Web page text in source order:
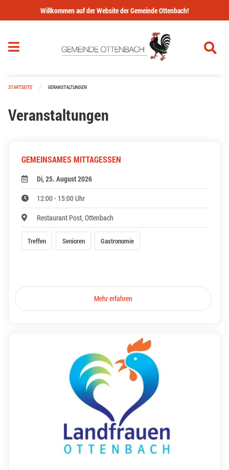
Navigation überspringen
Willkommen auf der Website der Gemeinde Ottenbach!
STARTSEITE VERANSTALTUNGEN
Veranstaltungen
GEMEINSAMES MITTAGESSEN
Di, 25. August 2026
12:00 - 15:00 Uhr
Restaurant Post, Ottenbach
Treffen Senioren Gastronomie
Mehr erfahren